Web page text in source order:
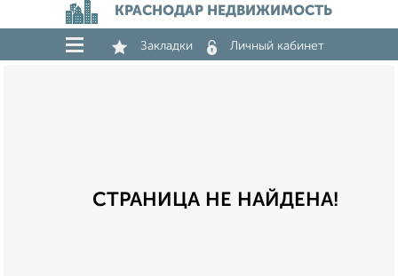
КРАСНОДАР НЕДВИЖИМОСТЬ
Закладки Личный кабинет
СТРАНИЦА НЕ НАЙДЕНА!